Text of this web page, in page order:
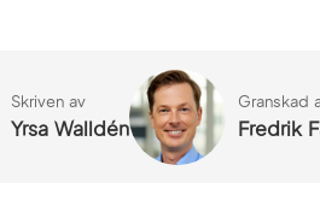
Skriven av
Yrsa Walldén
Granskad
Fredrik